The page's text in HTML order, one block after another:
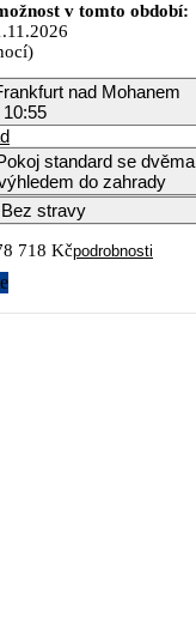
v tomto období:
nad Mohanem
standard se dvěma
do zahrady
Bez stravy
718 Kčpodrobnosti